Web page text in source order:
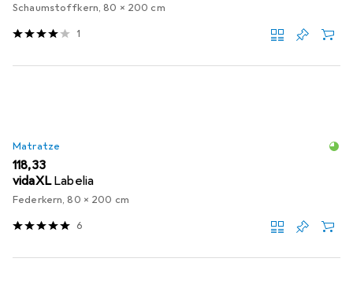
Schaumstoffkern, 80 x 200 cm
1
Matratze
EUR
118,33
vidaXL Labelia
Federkern, 80 x 200 cm
6